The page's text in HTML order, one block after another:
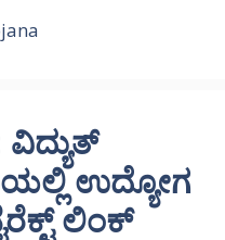
ಉದ್ಯೋಗ
ಲಿಂಕ್